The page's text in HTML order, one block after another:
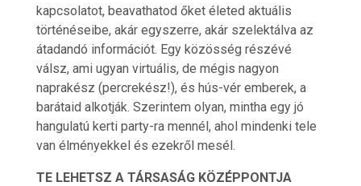
kapcsolatot, beavathatod őket életed aktuális
történéseibe, akár egyszerre, akár szelektálva az
átadandó információt. Egy közösség részévé
válsz, ami ugyan virtuális, de mégis nagyon
naprakész (percrekész!), és hús-vér emberek, a
barátaid alkotják. Szerintem olyan, mintha egy jó
hangulatú kerti party-ra mennél, ahol mindenki tele
van élményekkel és ezekről mesél.
TE LEHETSZ A TÁRSASÁG KÖZÉPPONTJA